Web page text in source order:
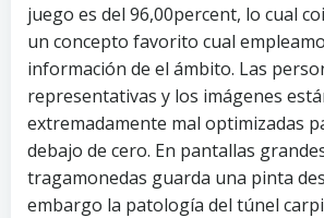
juego es del 96,00percent, lo cual
un concepto favorito cual
información de el ámbito. Las
representativas y los imágenes
extremadamente mal optimizadas
debajo de cero. En pantallas
tragamonedas guarda una pinta
embargo la patologí­a del túnel